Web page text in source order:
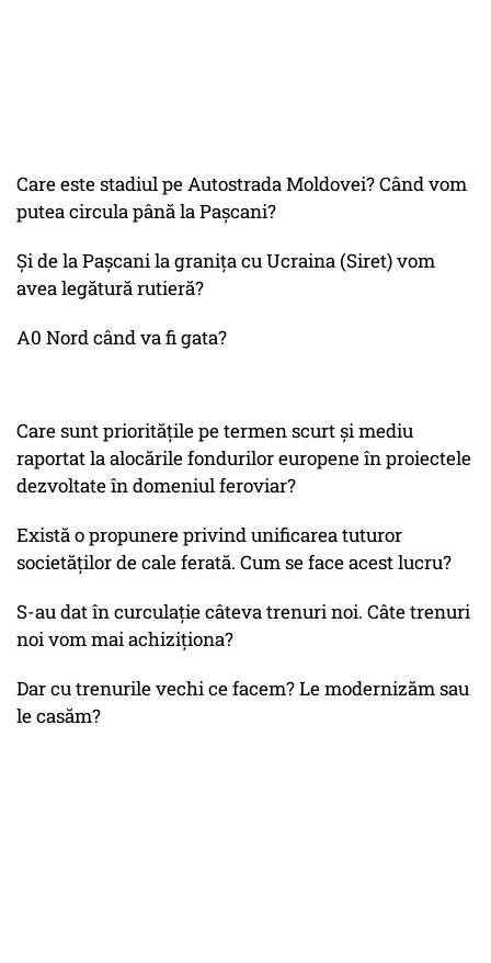
Care este stadiul pe Autostrada Moldovei? Când vom
putea circula până la Pașcani?
Și de la Pașcani la granița cu Ucraina (Siret) vom
avea legătură rutieră?
A0 Nord când va fi gata?
Care sunt prioritățile pe termen scurt și mediu
raportat la alocările fondurilor europene în proiectele
dezvoltate în domeniul feroviar?
Există o propunere privind unificarea tuturor
societăților de cale ferată. Cum se face acest lucru?
S-au dat în curculație câteva trenuri noi. Câte trenuri
noi vom mai achiziționa?
Dar cu trenurile vechi ce facem? Le modernizăm sau
le casăm?